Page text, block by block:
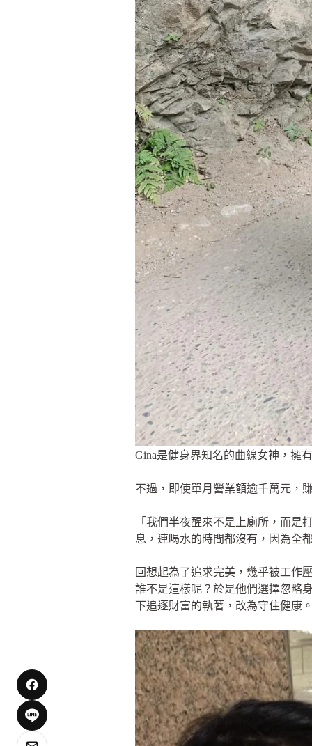
Gina是健身界知名的曲線女神，擁
不過，即使單月營業額逾千萬元，
「我們半夜醒來不是上廁所，而
息，連喝水的時間都沒有，因為全
回想起為了追求完美，幾乎被工作
誰不是這樣呢？於是他們選擇忽略
下追逐財富的執著，改為守住健康